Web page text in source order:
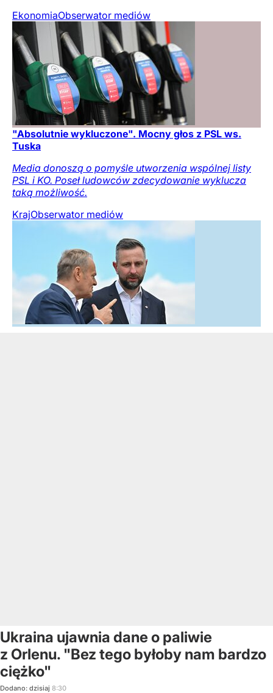
EkonomiaObserwator mediów
"Absolutnie wykluczone". Mocny głos z PSL ws.
Tuska
Media donoszą o pomyśle utworzenia wspólnej listy
PSL i KO. Poseł ludowców zdecydowanie wyklucza
taką możliwość.
KrajObserwator mediów
Ukraina ujawnia dane o paliwie
z Orlenu. "Bez tego byłoby nam bardzo
ciężko"
Dodano: dzisiaj 8:30